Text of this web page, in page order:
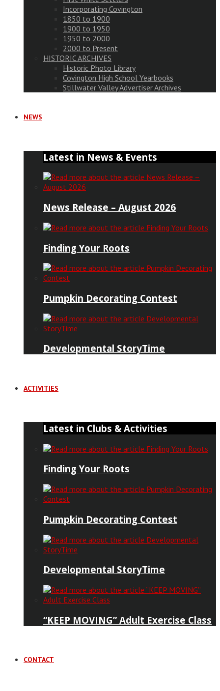
Incorporating Covington
1850 to 1900
1900 to 1950
1950 to 2000
2000 to Present
HISTORIC ARCHIVES
Historic Photo Library
Covington High School Yearbooks
Stillwater Valley Advertiser Archives
NEWS
Latest in News & Events
News Release – August 2026
Finding Your Roots
Pumpkin Decorating Contest
Developmental StoryTime
ACTIVITIES
Latest in Clubs & Activities
Finding Your Roots
Pumpkin Decorating Contest
Developmental StoryTime
“KEEP MOVING” Adult Exercise Class
CONTACT